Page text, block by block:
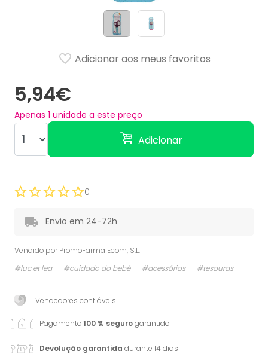
5,94€
Apenas 1 unidade a este preço
Adicionar
Adicionar aos meus favoritos
0
Envio em 24-72h
Vendido por PromoFarma Ecom, S.L.
#luc et lea
#cuidado do bebé #acessórios #tesouras
Vendedores confiáveis
Pagamento100 % segurogarantido
Devolução garantida durante 14 dias